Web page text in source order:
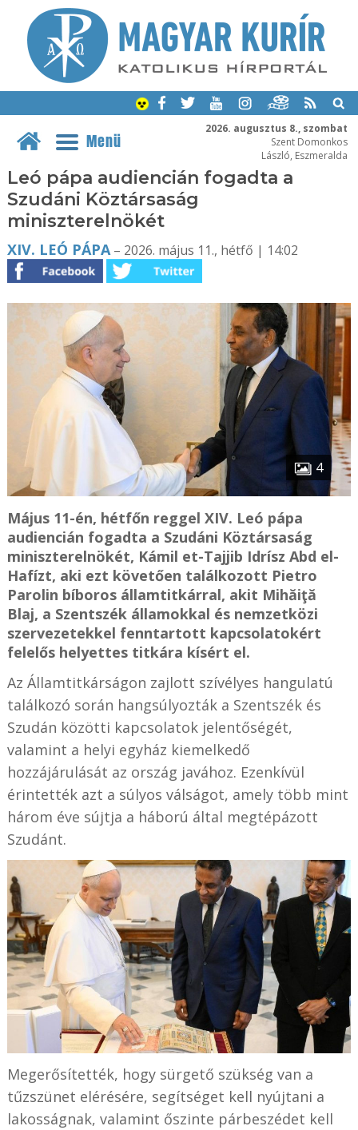
2026. augusztus 8., szombat
Szent Domonkos
László, Eszmeralda
Menü
Leó pápa audiencián fogadta a
Szudáni Köztársaság
miniszterelnökét
XIV. LEÓ PÁPA– 2026. május 11., hétfő | 14:02
4
Május 11-én, hétfőn reggel XIV. Leó pápa
audiencián fogadta a Szudáni Köztársaság
miniszterelnökét, Kámil et-Tajjib Idrísz Abd el-
Hafízt, aki ezt követően találkozott Pietro
Parolin bíboros államtitkárral, akit Mihăiţă
Blaj, a Szentszék államokkal és nemzetközi
szervezetekkel fenntartott kapcsolatokért
felelős helyettes titkára kísért el.
Az Államtitkárságon zajlott szívélyes hangulatú
találkozó során hangsúlyozták a Szentszék és
Szudán közötti kapcsolatok jelentőségét,
valamint a helyi egyház kiemelkedő
hozzájárulását az ország javához. Ezenkívül
érintették azt a súlyos válságot, amely több mint
három éve sújtja a háború által megtépázott
Szudánt.
Megerősítették, hogy sürgető szükség van a
tűzszünet elérésére, segítséget kell nyújtani a
lakosságnak, valamint őszinte párbeszédet kell